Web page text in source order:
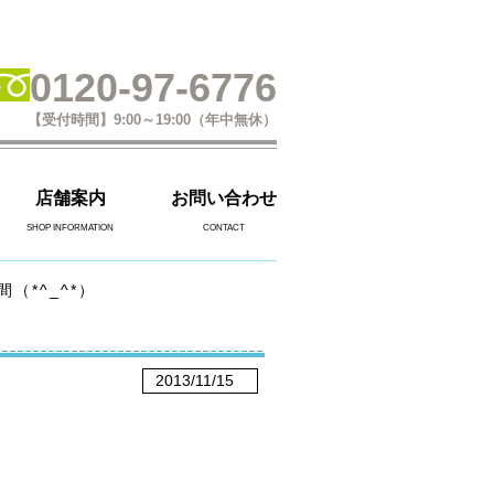
0120-97-6776
【受付時間】9:00～19:00（年中無休）
店舗案内
SHOP INFORMATION
お問い合わせ
CONTACT
（*^_^*）
2013/11/15